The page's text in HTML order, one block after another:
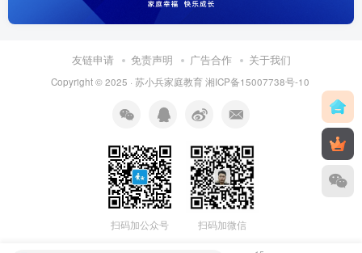
友链申请 免责声明 广告合作 关于我们
Copyright © 2025 · 苏小兵家庭教育 湘ICP备15007738号-10
扫码加公众号 扫码加微信